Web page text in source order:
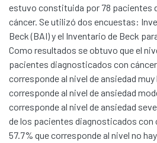
estuvo constituida por 78 pacientes
cáncer. Se utilizó dos encuestas:
Beck (BAI) y el Inventario de Beck
Como resultados se obtuvo que el
pacientes diagnosticados con
corresponde al nivel de ansiedad muy
corresponde al nivel de ansiedad
corresponde al nivel de ansiedad
de los pacientes diagnosticados con
57.7% que corresponde al nivel no